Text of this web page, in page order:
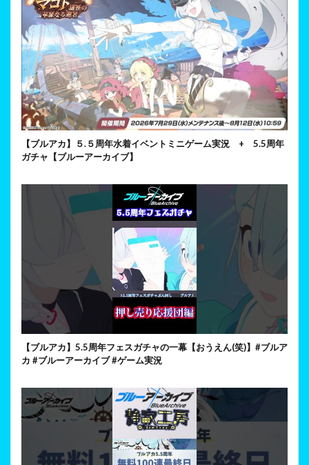
【ブルアカ】５.５周年水着イベントミニゲーム実況 + 5.5周年
ガチャ【ブルーアーカイブ】
【ブルアカ】5.5周年フェスガチャの一幕【おうえん(笑)】#ブルア
カ #ブルーアーカイブ #ゲーム実況